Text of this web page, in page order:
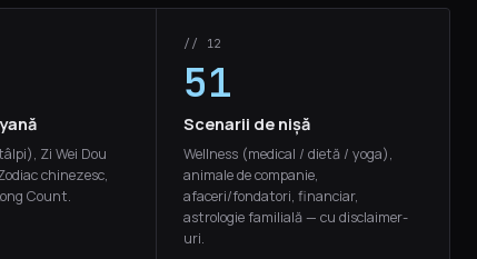
Zi Wei Dou
chinezesc,
Count.
// 12
51
Scenarii de nișă
Wellness (medical / dietă / yoga),
animale de companie,
afaceri/fondatori, financiar,
astrologie familială — cu disclaimer-
uri.